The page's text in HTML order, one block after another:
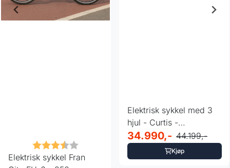
Karakter:
3.3 av 5 mulige
Elektrisk sykkel Fran
Elektrisk sykkel med 3
hjul - Curtis -
hydrauliske bremser
34.990,- 44.199,-
Kjøp